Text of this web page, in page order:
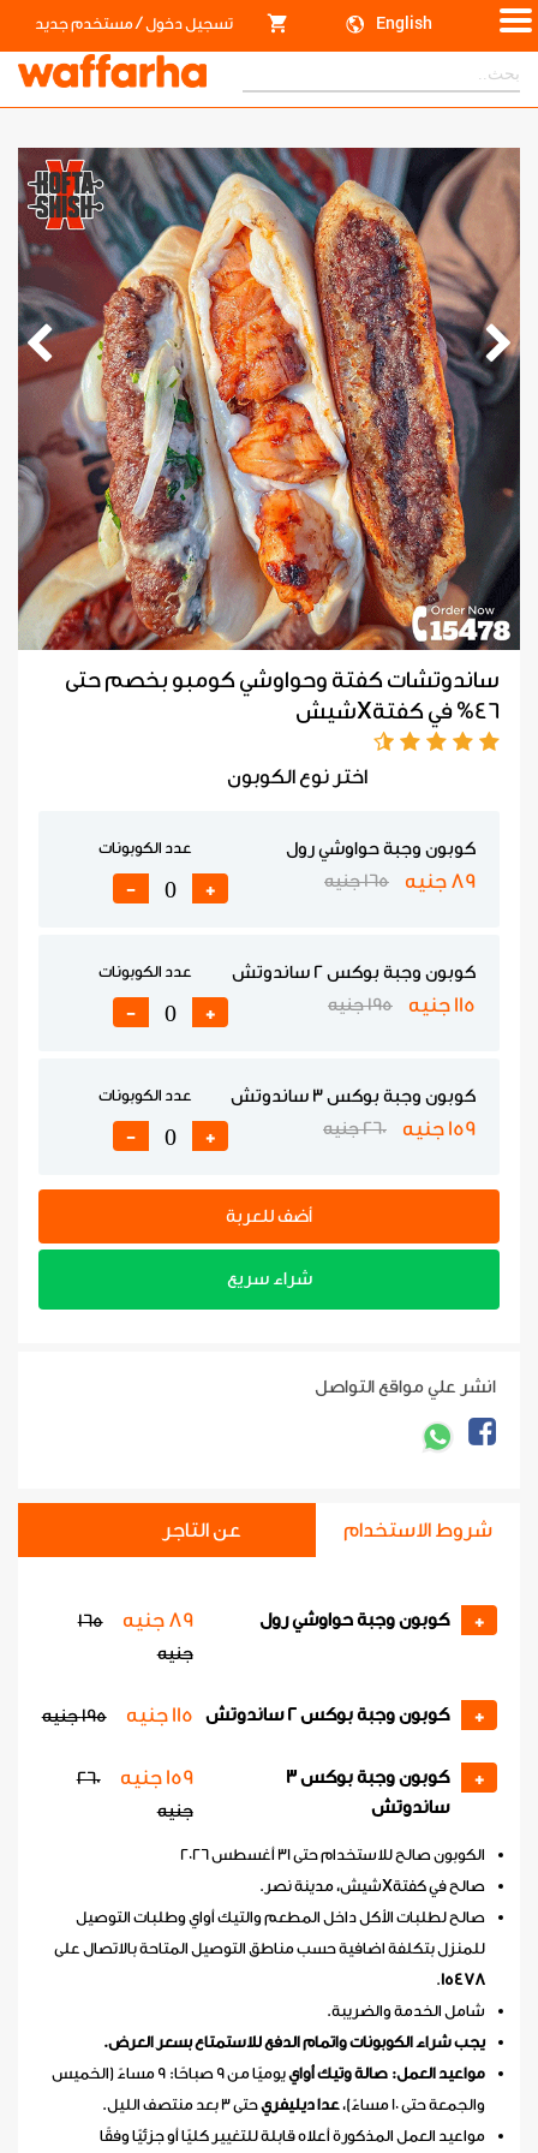
English تسجيل دخول/مستخدم جديد
ساندوتشات كفتة وحواوشي كومبو بخصم حتى
46% في كفتةXشيش
اختر نوع الكوبون
كوبون وجبة حواوشي رول
89 جنيه 165 جنيه
عدد الكوبونات
+
-
كوبون وجبة بوكس 2 ساندوتش
115 جنيه 195 جنيه
عدد الكوبونات
+
-
كوبون وجبة بوكس 3 ساندوتش
159 جنيه 260 جنيه
عدد الكوبونات
+
-
أضف للعربة
شراء سريع
انشر علي مواقع التواصل
شروط الاستخدام عن التاجر
+ كوبون وجبة حواوشي رول 89 جنيه
165
جنيه
+ كوبون وجبة بوكس 2 ساندوتش 115 جنيه 195 جنيه
+
كوبون وجبة بوكس 3
ساندوتش
159 جنيه
260
جنيه
الكوبون صالح للاستخدام حتى 31 أغسطس 2026
صالح في كفتةXشيش، مدينة نصر.
صالح لطلبات الأكل داخل المطعم والتيك أواي وطلبات التوصيل
للمنزل بتكلفة اضافية حسب مناطق التوصيل المتاحة بالاتصال على
15478
.
شامل الخدمة والضريبة.
يجب شراء الكوبونات واتمام الدفع للاستمتاع بسعر العرض.
مواعيد العمل: صالة وتيك أواي
يوميًا من 9 صباحًا: 9 مساءً (الخميس
والجمعة حتى 10 مساءً)،
عدا ديليفريحتى 3 بعد منتصف الليل.
مواعيد العمل المذكورة أعلاه قابلة للتغيير كليًا أو جزئيًا وفقًا